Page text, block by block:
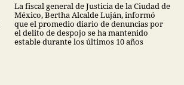
La fiscal general de Justicia de la Ciudad de
México, Bertha Alcalde Luján, informó
que el promedio diario de denuncias por
el delito de despojo se ha mantenido
estable durante los últimos 10 años